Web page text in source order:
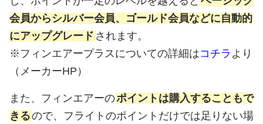
会員からシルバー会員、ゴールド会員などに自動的
にアップグレード されます。
※フィンエアープラスについての詳細はコチラ より
（メーカーHP）
また、フィンエアーのポイントは購入することもで
きるので、フライトのポイントだけでは足りない場